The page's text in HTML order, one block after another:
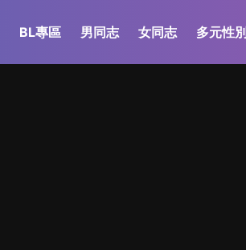
BL專區 男同志 女同志 多元性別